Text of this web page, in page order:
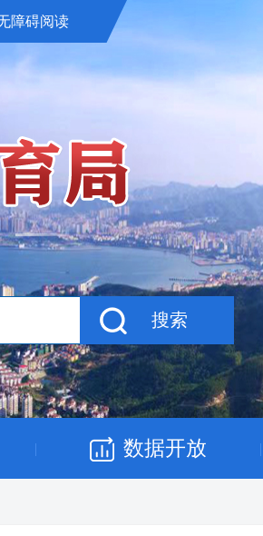
障碍阅读
| 数据开放 |